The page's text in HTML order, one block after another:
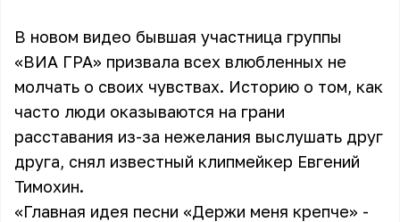
В новом видео бывшая участница группы
«ВИА ГРА» призвала всех влюбленных не
молчать о своих чувствах. Историю о том, как
часто люди оказываются на грани
расставания из-за нежелания выслушать друг
друга, снял известный клипмейкер Евгений
Тимохин.
«Главная идея песни «Держи меня крепче» -